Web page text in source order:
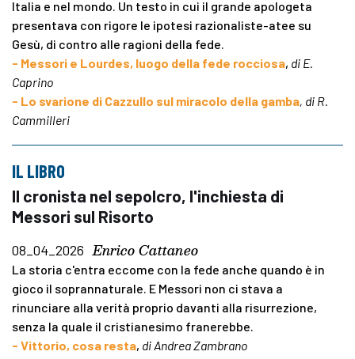
Italia e nel mondo. Un testo in cui il grande apologeta
presentava con rigore le ipotesi razionaliste-atee su
Gesù, di contro alle ragioni della fede.
- Messori e Lourdes, luogo della fede rocciosa, di E.
Caprino
- Lo svarione di Cazzullo sul miracolo della gamba, di R.
Cammilleri
IL LIBRO
Il cronista nel sepolcro, l'inchiesta di
Messori sul Risorto
08_04_2026 Enrico Cattaneo
La storia c'entra eccome con la fede anche quando è in
gioco il soprannaturale. E Messori non ci stava a
rinunciare alla verità proprio davanti alla risurrezione,
senza la quale il cristianesimo franerebbe.
- Vittorio, cosa resta, di Andrea Zambrano